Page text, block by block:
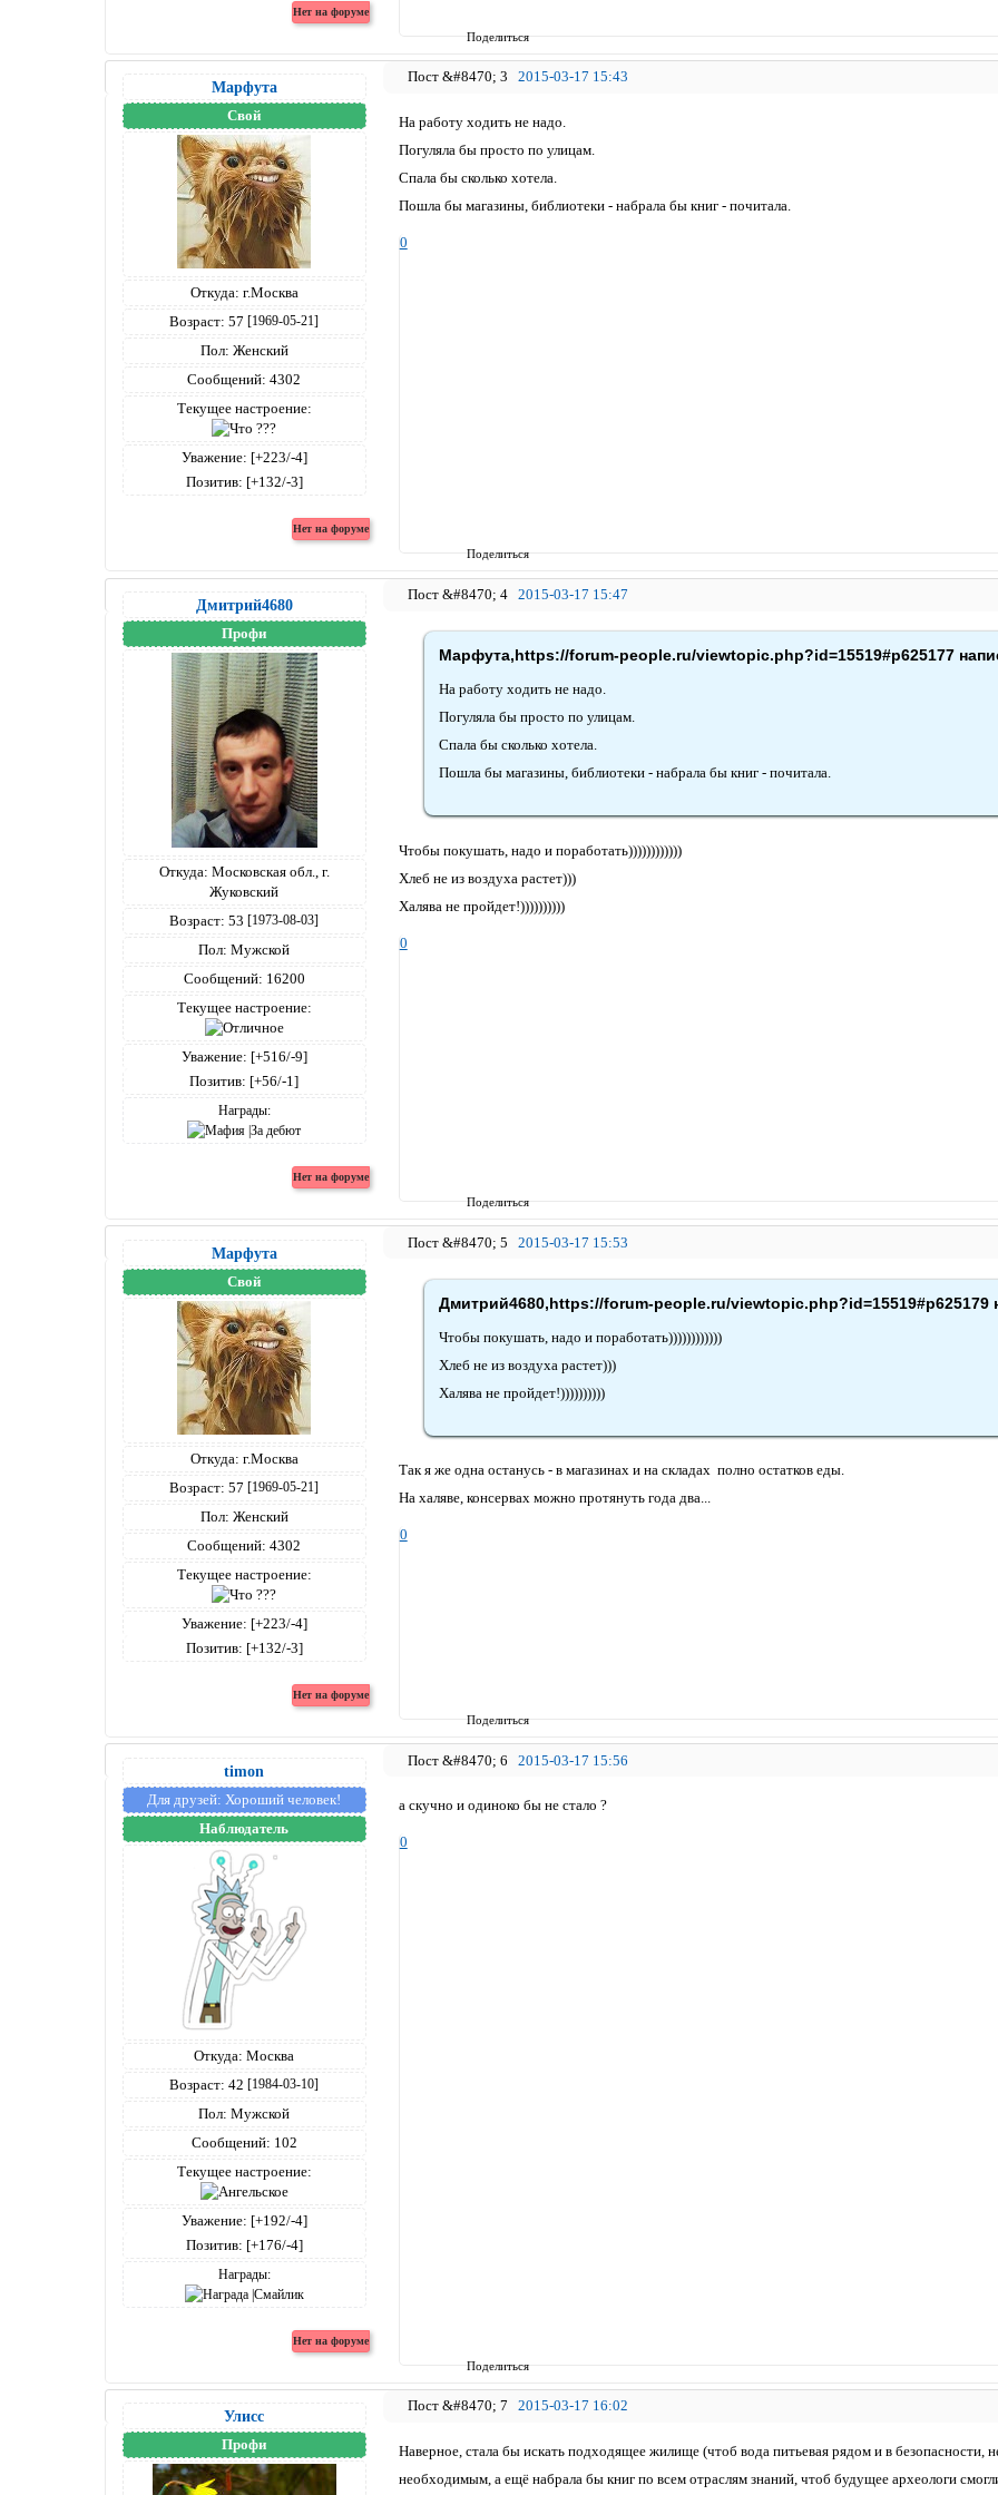
Поделиться
Поделиться
3 2015-03-17 15:43
Марфута
Свой
Откуда: г.Москва
Возраст: 57 [1969-05-21]
Пол: Женский
Сообщений: 4302
Текущее настроение:
Уважение: [+223/-4]
Позитив: [+132/-3]
На работу ходить не надо.
Погуляла бы просто по улицам.
Спала бы сколько хотела.
Пошла бы магазины, библиотеки - набрала бы книг - почитала.
0
Поделиться
4 2015-03-17 15:47
Дмитрий4680
Профи
Откуда: Московская обл., г.
Жуковский
Возраст: 53 [1973-08-03]
Пол: Мужской
Сообщений: 16200
Текущее настроение:
Уважение: [+516/-9]
Позитив: [+56/-1]
Награды:
Марфута,https://forum-people.ru/viewtopic.php?id=15519#p625177
На работу ходить не надо.
Погуляла бы просто по улицам.
Спала бы сколько хотела.
Пошла бы магазины, библиотеки - набрала бы книг - почитала.
Чтобы покушать, надо и поработать))))))))))))
Хлеб не из воздуха растет)))
Халява не пройдет!))))))))))
0
Поделиться
5 2015-03-17 15:53
Марфута
Свой
Откуда: г.Москва
Возраст: 57 [1969-05-21]
Пол: Женский
Сообщений: 4302
Текущее настроение:
Уважение: [+223/-4]
Позитив: [+132/-3]
Дмитрий4680,https://forum-people.ru/viewtopic.php?id=15519#p625179
Чтобы покушать, надо и поработать))))))))))))
Хлеб не из воздуха растет)))
Халява не пройдет!))))))))))
Так я же одна останусь - в магазинах и на складах полно остатков еды.
На халяве, консервах можно протянуть года два...
0
Поделиться
6 2015-03-17 15:56
timon
Для друзей: Хороший человек!
Наблюдатель
Откуда: Москва
Возраст: 42[1984-03-10]
Пол: Мужской
Сообщений: 102
Текущее настроение:
Уважение: [+192/-4]
Позитив: [+176/-4]
Награды:
а скучно и одиноко бы не стало ?
0
7 2015-03-17 16:02
Улисс
Профи
Наверное, стала бы искать подходящее жилище (чтоб вода питьевая рядом и в безопасности,
необходимым, а ещё набрала бы книг по всем отраслям знаний, чтоб будущее археологи